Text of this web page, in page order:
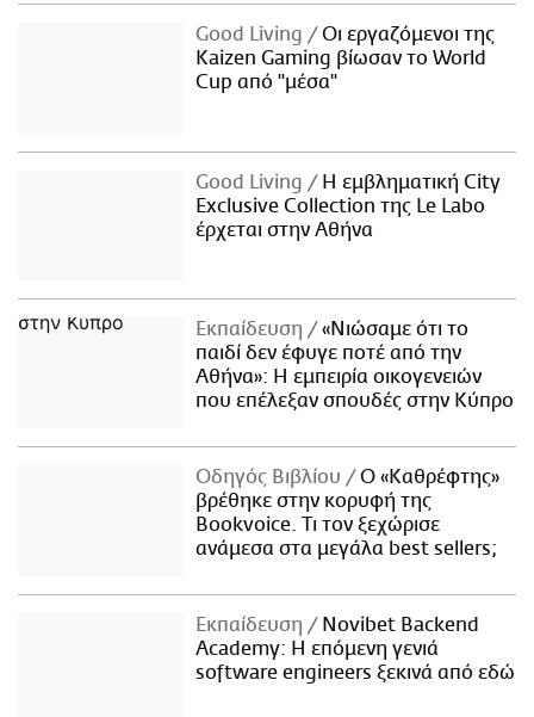
Good Living
Οι εργαζόμενοι της
Kaizen Gaming βίωσαν το World
Cup από "μέσα"
Good Living
Η εμβληματική City
Exclusive Collection της Le Labo
έρχεται στην Αθήνα
Εκπαίδευση
«Νιώσαμε ότι το
παιδί δεν έφυγε ποτέ από την
Αθήνα»: Η εμπειρία οικογενειών
που επέλεξαν σπουδές στην Κύπρο
Οδηγός Βιβλίου
Ο «Καθρέφτης»
βρέθηκε στην κορυφή της
Bookvoice. Τι τον ξεχώρισε
ανάμεσα στα μεγάλα best sellers;
Εκπαίδευση
Novibet Backend
Academy: Η επόμενη γενιά
software engineers ξεκινά από εδώ